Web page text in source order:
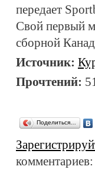
передает
Свой первый
сборной
Источник:
Прочтений:
Поделиться…